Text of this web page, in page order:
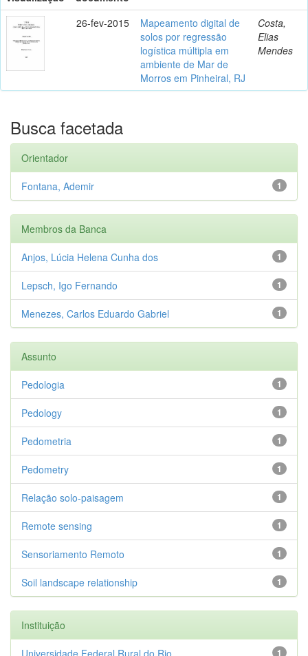
26-fev-2015
Mapeamento digital de
solos por regressão
logística múltipla em
ambiente de Mar de
Morros em Pinheiral, RJ
Costa,
Elias
Mendes
Busca facetada
Orientador
1
Fontana, Ademir
Membros da Banca
1
Anjos, Lúcia Helena Cunha dos
1
Lepsch, Igo Fernando
1
Menezes, Carlos Eduardo Gabriel
Assunto
1
Pedologia
1
Pedology
1
Pedometria
1
Pedometry
1
Relação solo-paisagem
1
Remote sensing
1
Sensoriamento Remoto
1
Soil landscape relationship
Instituição
1
Universidade Federal Rural do Rio...